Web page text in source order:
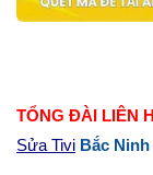
TỔNG ĐÀI LIÊN
Sửa Tivi Bắc